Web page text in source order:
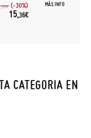
MÁS INFO
95€ (-30%)
15,36€
CATEGORIA EN